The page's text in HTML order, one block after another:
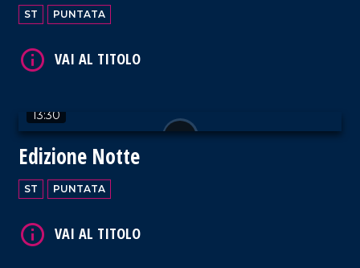
ST PUNTATA
13:30
Edizione Notte
ST PUNTATA